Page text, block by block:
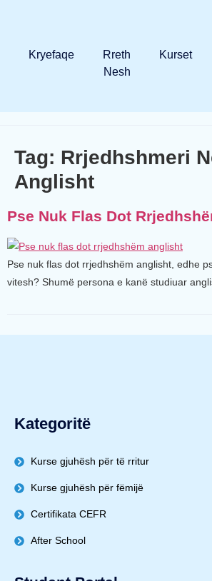
Kryefaqe
Rreth
Nesh
Kurset
Tag: Rrjedhshmeri
Anglisht
Pse Nuk Flas Dot
Pse nuk flas dot rrjedhshëm anglisht, edhe
vitesh? Shumë persona e kanë studiuar
Kategoritë
Kurse gjuhësh për të rritur
Kurse gjuhësh për fëmijë
Certifikata CEFR
After School